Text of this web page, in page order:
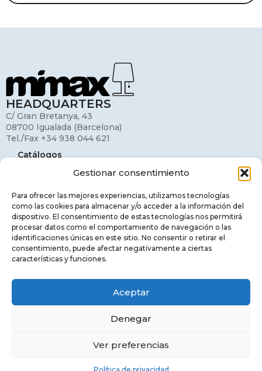
Gestionar consentimiento
Para ofrecer las mejores experiencias, utilizamos tecnologías
como las cookies para almacenar y/o acceder a la información del
dispositivo. El consentimiento de estas tecnologías nos permitirá
procesar datos como el comportamiento de navegación o las
identificaciones únicas en este sitio. No consentir o retirar el
consentimiento, puede afectar negativamente a ciertas
características y funciones.
Aceptar
Denegar
Ver preferencias
HEADQUARTERS
C/ Gran Bretanya, 43
08700 Igualada (Barcelona)
Tel./Fax +34 938 044 621
Catálogos
Contacto
Aviso legal
Política de privacidad
Política de cookies
© MIMAX LIGHTING, S.L.. ALL RIGHTS